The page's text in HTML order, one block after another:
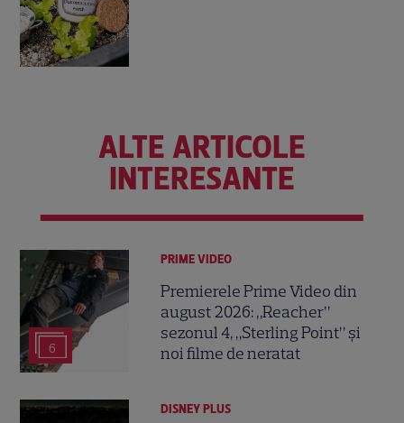
ALTE ARTICOLE
INTERESANTE
6
PRIME VIDEO
Premierele Prime Video din
august 2026: „Reacher”
sezonul 4, „Sterling Point” și
noi filme de neratat
DISNEY PLUS